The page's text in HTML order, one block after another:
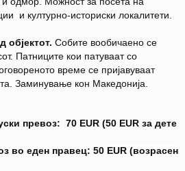
и културно-историски локалитети.
Собите вообичаено се
Патниците кои патуваат со
време се пријавуваат
Заминување кон Македонија.
превоз: 70 EUR (50 EUR за дете
во еден правец: 50 EUR (возрасен